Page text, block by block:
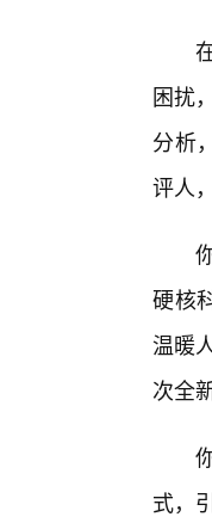
困扰
分析
评人
硬核
温暖
次全
式，